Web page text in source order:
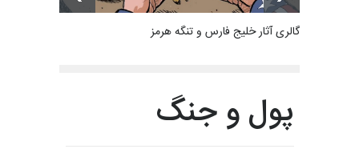
گالری آثار خلیج فارس و تنگه هرمز
پول و جنگ